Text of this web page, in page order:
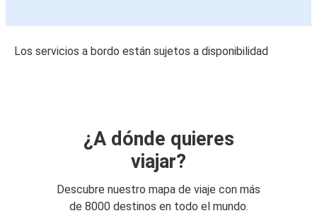
Los servicios a bordo están sujetos a disponibilidad
¿A dónde quieres
viajar?
Descubre nuestro mapa de viaje con más
de 8000 destinos en todo el mundo.